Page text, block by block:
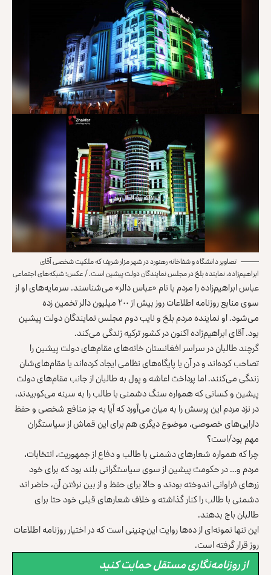
تصاویر دانشگاه و شفاخانه رهنورد در شهر مزار شریف که ملکیت شخصی آقای
ابراهیم‌زاده، نماینده بلخ در مجلس نمایندگان دولت پیشین است. / عکس: شبکه‌های اجتماعی
عباس ابراهیم‌زاده را مردم با نام «عباس دالر» می‌شناسند. سرمایه‌های او از
سوی منابع روزنامه اطلاعات روز بیش از ۲۰۰ میلیون دالر تخمین زده
می‌شود. او نماینده مردم بلخ و نایب دوم مجلس نمایندگان دولت پیشین
بود. آقای ابراهیم‌زاده اکنون در کشور ترکیه زندگی می‌کند.
گرچند طالبان در سراسر افغانستان خانه‌های مقام‌های دولت پیشین را
تصاحب کرده‌اند و در آن یا پایگاه‌های نظامی ایجاد کرده‌اند یا مقام‌های‌شان
زندگی می‌کنند. اما پرداخت اعاشه و پول به طالبان از جانب مقام‌های دولت
پیشین و کسانی که همواره سنگ دشمنی با طالب را به سینه می‌کوبیدند،
در نزد مردم این پرسش را به میان می‌آورد که آیا به جز منافع شخصی و حفظ
دارایی‌های خصوصی، موضوع دیگری هم برای این قماش از سیاستگران
مهم بود/است؟
چرا که همواره شعارهای دشمنی با طالب و دفاع از جمهوریت، انتخابات،
مردم و… در حکومت پیشین از سوی سیاستگرانی بلند بود که برای خود
زرهای فراوانی اندوخته بودند و حالا برای حفظ و از بین نرفتن آن، حاضر اند
دشمنی با طالب را کنار گذاشته و خلاف شعارهای قبلی خود حتا برای
طالبان باج بدهند.
این تنها نمونه‌ای از ده‌ها روایت این‌چنینی است که در اختیار روزنامه اطلاعات
روز قرار گرفته است.
از روزنامه‌نگاری مستقل حمایت کنید